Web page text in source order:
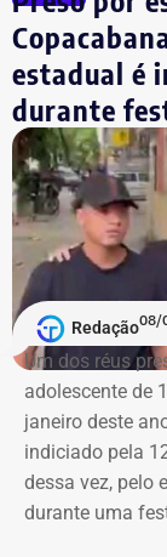
A prefeitura
separadamente
campanha ou
No julgamento
remoção
ilícitos, a
falsas ou
exclusão de
A ação
correções ou
ressarcir os
para responder
O valor desses
pede ainda
estadual é
durante
Redação08/
Um dos réus
adolescente de
janeiro deste
indiciado pela
dessa vez, pelo
durante uma